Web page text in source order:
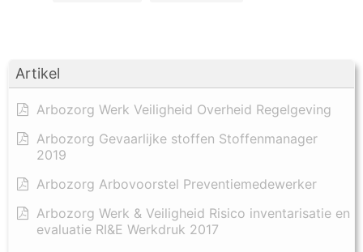
Artikel
Arbozorg Werk Veiligheid Overheid Regelgeving
Arbozorg Gevaarlijke stoffen Stoffenmanager
2019
Arbozorg Arbovoorstel Preventiemedewerker
Arbozorg Werk & Veiligheid Risico inventarisatie en
evaluatie RI&E Werkdruk 2017